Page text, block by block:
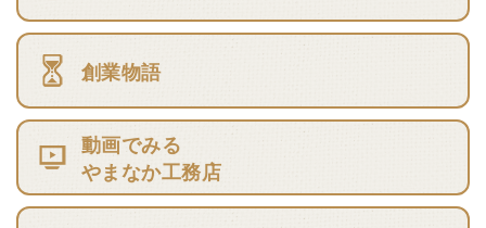
創業物語
動画でみる
やまなか工務店